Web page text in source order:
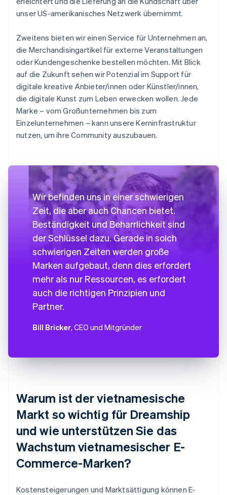
unser US-amerikanisches Netzwerk übernimmt.
Zweitens bieten wir einen Service für Unternehmen an,
die Merchandisingartikel für externe Veranstaltungen
oder Kundengeschenke bestellen möchten. Mit Blick
auf die Zukunft sehen wir Potenzial im Support für
digitale kreative Anbieter/innen oder Künstler/innen,
die digitale Kunst zum Leben erwecken wollen. Jede
Marke – vom Großunternehmen bis zum
Einzelunternehmen – kann unsere Kerninfrastruktur
nutzen, um ihre Community auszubauen.
Wir befinden uns in einer schwierigen
Zeit, die aber auch Chancen bietet.
Beständigkeit und Beharrlichkeit sind
der Schlüssel dazu. Gerade in solch
schwierigen Zeiten werden große
Marken aufgebaut, denn dies erfordert
mehr als nur Ressourcen, es erfordert
auch die richtigen Prinzipien und
Partner.
Bill Bricker, CEO und Mitgründer
Warum ist der vietnamesische
Markt so wichtig für Dreamship
und wie unterstützen Sie das
Wachstum vietnamesischer E-
Commerce-Marken?
Kostensteigerungen und Marktsättigung können E-